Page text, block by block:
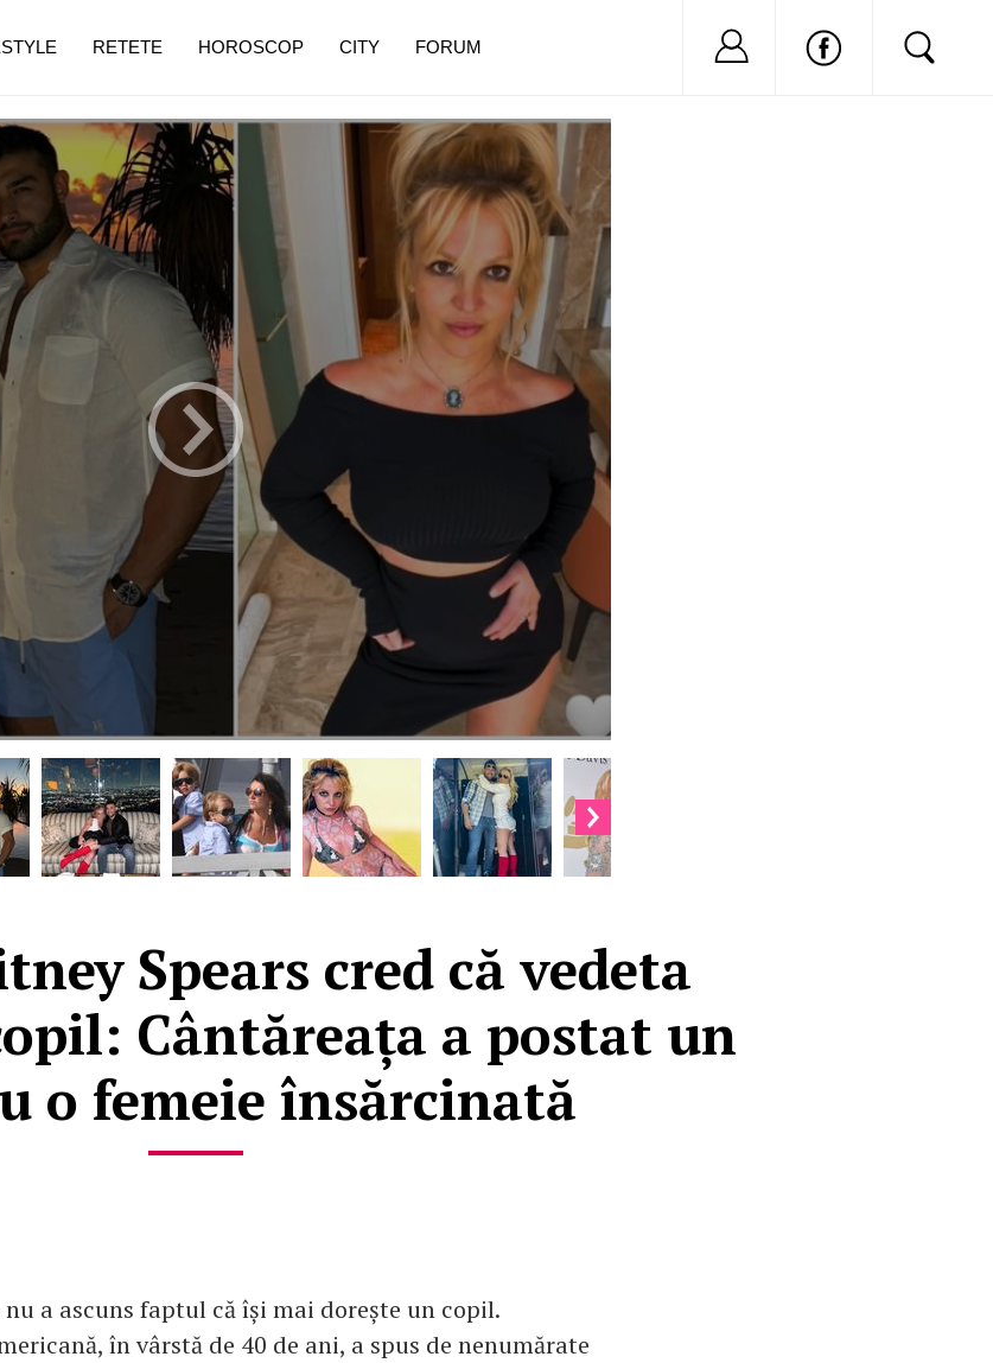
Spears cred că vedeta
Cântăreața a postat un
o femeie însărcinată
a ascuns faptul că își mai dorește un copil.
în vârstă de 40 de ani, a spus de nenumărate
RETETE HOROSCOP CITY FORUM Nu ai cont?
de dureroasă este investigația